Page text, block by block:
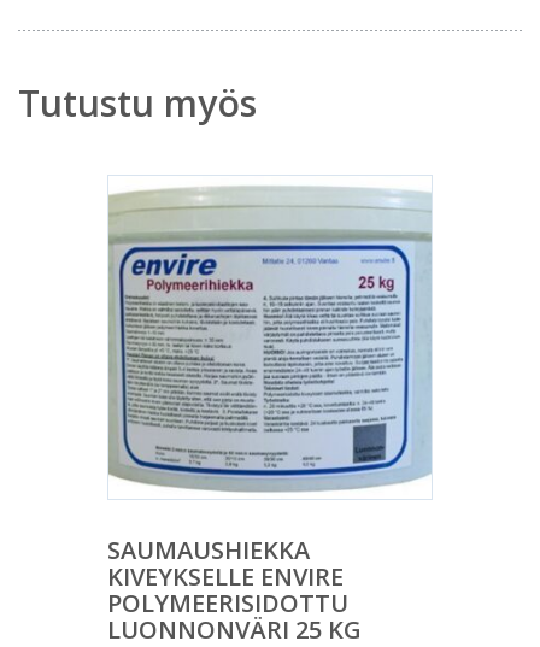
Tutustu myös
SAUMAUSHIEKKA
KIVEYKSELLE ENVIRE
POLYMEERISIDOTTU
LUONNONVÄRI 25 KG